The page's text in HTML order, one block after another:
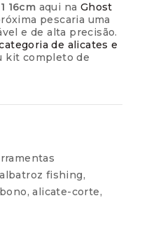
16cm aqui na Ghost
pescaria uma
e de alta precisão.
de alicates e
kit completo de
albatroz fishing,
,alicate-corte,